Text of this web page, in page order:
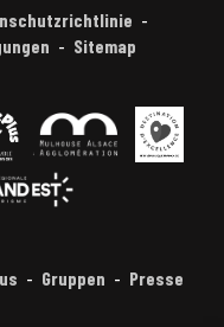
Sitemap
Gruppen Presse